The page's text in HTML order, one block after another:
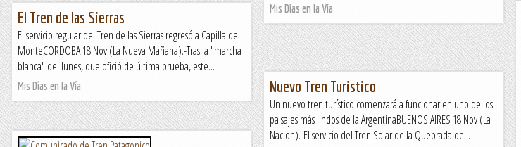
Mis Días en la Vía
El Tren de las Sierras
El servicio regular del Tren de las Sierras regresó a Capilla del
MonteCORDOBA 18 Nov (La Nueva Mañana).-Tras la "marcha
blanca" del lunes, que ofició de última prueba, este...
Mis Días en la Vía Nuevo Tren Turistico
Un nuevo tren turístico comenzará a funcionar en uno de los
paisajes más lindos de la ArgentinaBUENOS AIRES 18 Nov (La
Nacion).-El servicio del Tren Solar de la Quebrada de...